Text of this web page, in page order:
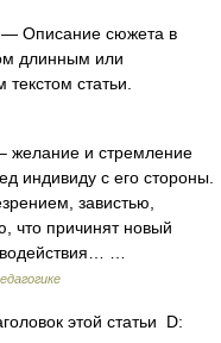
— Описание сюжета в
длинным или
статьи.
и стремление
индивиду с его стороны.
завистью,
что причинят новый
…
этой статьи D: